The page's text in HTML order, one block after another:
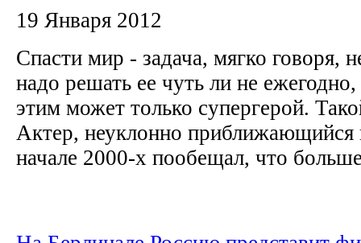
19 Января 2012
Спасти мир - задача, мягко говоря,
надо решать ее чуть ли не ежегодно,
этим может только супергерой.
Актер, неуклонно
начале 2000-х пообещал, что